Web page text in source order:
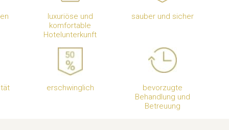
luxuriöse und
komfortable
Hotelunterkunft
sauber und sicher
erschwinglich
bevorzugte
Behandlung und
Betreuung